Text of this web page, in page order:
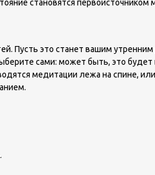
становятся первоисточником
это станет вашим утренним
сами: может быть, это будет
медитации лежа на спине, или